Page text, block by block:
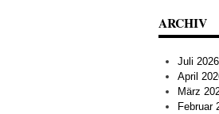
ARCHIV
Juli 2026
April
März
Februar